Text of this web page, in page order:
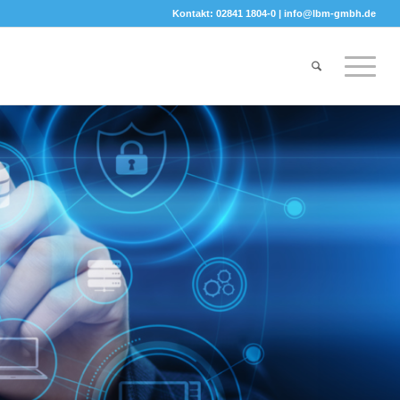
Kontakt: 02841 1804-0 |info@lbm-gmbh.de